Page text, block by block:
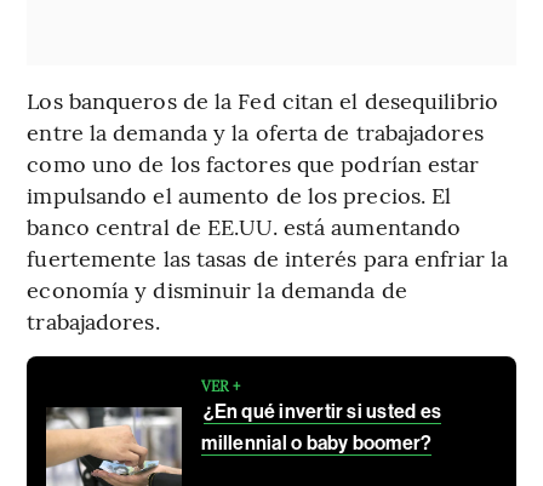
Los banqueros de la Fed citan el desequilibrio
entre la demanda y la oferta de trabajadores
como uno de los factores que podrían estar
impulsando el aumento de los precios. El
banco central de EE.UU. está aumentando
fuertemente las tasas de interés para enfriar la
economía y disminuir la demanda de
trabajadores.
VER +
¿En qué invertir si usted es
millennial o baby boomer?